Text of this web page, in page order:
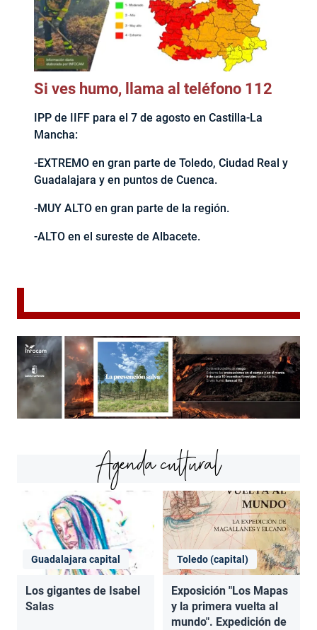
Si ves humo, llama al teléfono 112
IPP de IIFF para el 7 de agosto en Castilla-La
Mancha:
-EXTREMO en gran parte de Toledo, Ciudad Real y
Guadalajara y en puntos de Cuenca.
-MUY ALTO en gran parte de la región.
-ALTO en el sureste de Albacete.
Agenda cultural
Guadalajara capital
Los gigantes de Isabel
Salas
Toledo (capital)
Exposición "Los Mapas
y la primera vuelta al
mundo". Expedición de